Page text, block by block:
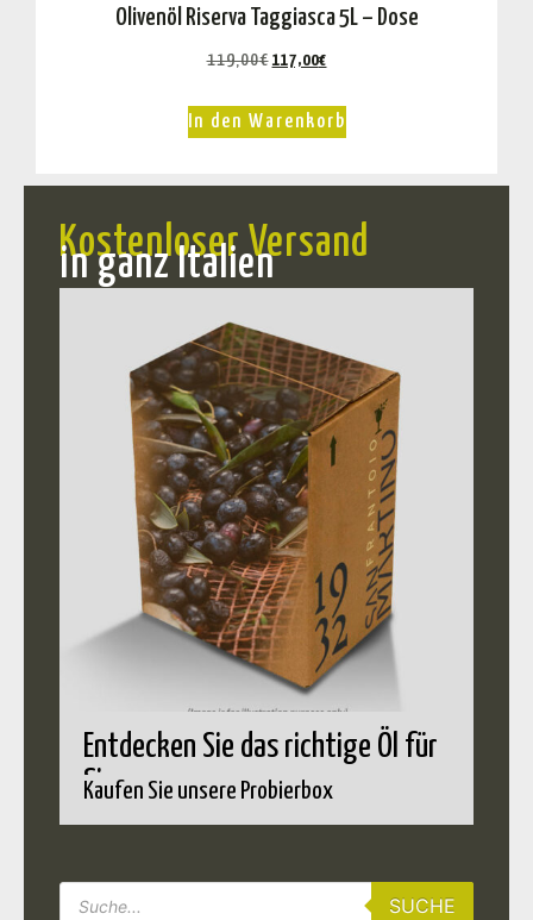
Olivenöl Riserva Taggiasca 5L – Dose
119,00€ 117,00€
In den Warenkorb
Kostenloser Versand
in ganz Italien
Entdecken Sie das richtige Öl für
Sie
Kaufen Sie unsere Probierbox
SUCHE